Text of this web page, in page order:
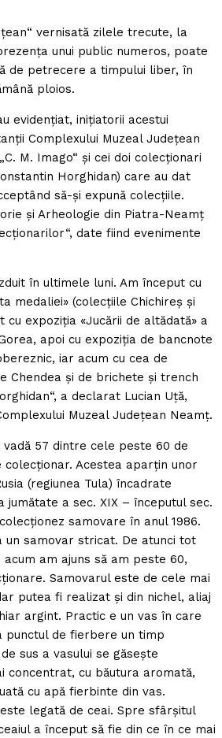
vernisată zilele trecute, la
unui public numeros, poate
de petrecere a timpului liber, în
ploios.
evidenţiat, iniţiatorii acestui
Complexului Muzeal Judeţean
M. Imago“ şi cei doi colecţionari
Horghidan) care au dat
să-şi expună colecţiile.
şi Arheologie din Piatra-Neamţ
date fiind evenimente
în ultimele luni. Am început cu
medaliei» (colecţiile Chichireş şi
cu expoziţia «Jucării de altădată» a
apoi cu expoziţia de bancnote
iar acum cu cea de
Chendea şi de brichete şi trench
a declarat Lucian Uţă,
Muzeal Judeţean Neamţ.
vadă 57 dintre cele peste 60 de
colecţionar. Acestea aparţin unor
(regiunea Tula) încadrate
a sec. XIX – începutul sec.
samovare în anul 1986.
un samovar stricat. De atunci tot
am ajuns să am peste 60,
Samovarul este de cele mai
putea fi realizat şi din nichel, aliaj
argint. Practic e un vas în care
punctul de fierbere un timp
sus a vasului se găseşte
concentrat, cu băutura aromată,
cu apă fierbinte din vas.
legată de ceai. Spre sfârşitul
a început să fie din ce în ce mai